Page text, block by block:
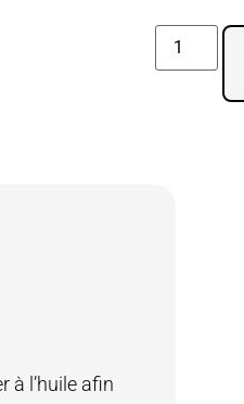
à l’huile afin